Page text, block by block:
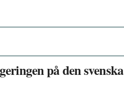
på den svenska